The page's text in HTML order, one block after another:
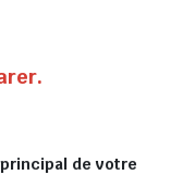
de votre